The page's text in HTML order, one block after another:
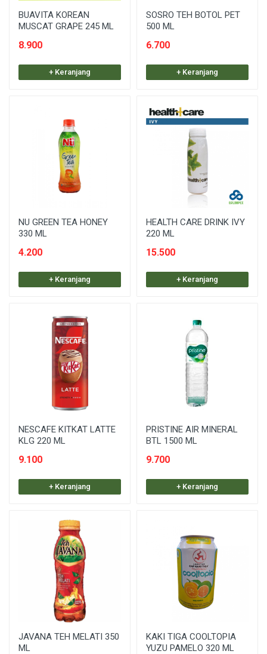
BUAVITA KOREAN
MUSCAT GRAPE 245 ML
8.900
+ Keranjang
SOSRO TEH BOTOL PET
500 ML
6.700
+ Keranjang
NU GREEN TEA HONEY
330 ML
4.200
+ Keranjang
HEALTH CARE DRINK IVY
220 ML
15.500
+ Keranjang
NESCAFE KITKAT LATTE
KLG 220 ML
9.100
+ Keranjang
PRISTINE AIR MINERAL
BTL 1500 ML
9.700
+ Keranjang
JAVANA TEH MELATI 350
ML
KAKI TIGA COOLTOPIA
YUZU PAMELO 320 ML